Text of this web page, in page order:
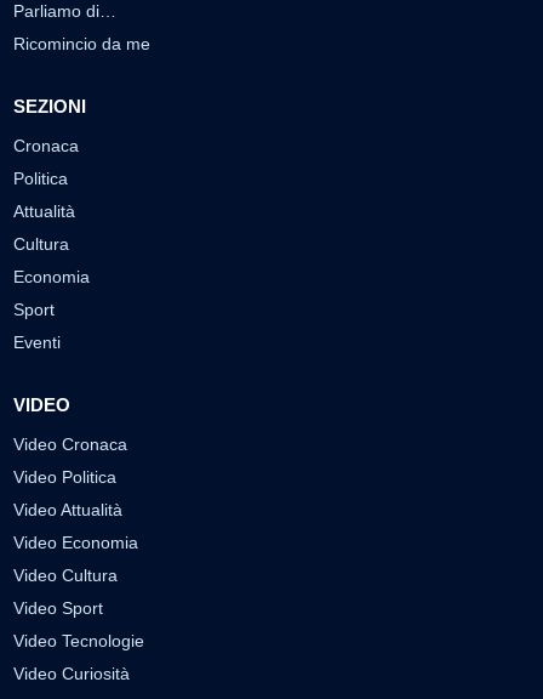
Parliamo di…
Ricomincio da me
SEZIONI
Cronaca
Politica
Attualità
Cultura
Economia
Sport
Eventi
VIDEO
Video Cronaca
Video Politica
Video Attualità
Video Economia
Video Cultura
Video Sport
Video Tecnologie
Video Curiosità